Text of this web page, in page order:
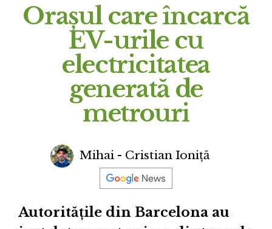
Orașul care încarcă
EV-urile cu
electricitatea
generată de
metrouri
Mihai - Cristian Ioniță
Autoritățile din Barcelona au